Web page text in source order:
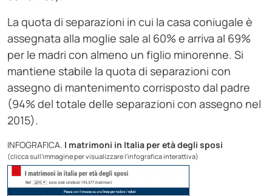
La quota di separazioni in cui la casa coniugale è
assegnata alla moglie sale al 60% e arriva al 69%
per le madri con almeno un figlio minorenne. Si
mantiene stabile la quota di separazioni con
assegno di mantenimento corrisposto dal padre
(94% del totale delle separazioni con assegno nel
2015).
INFOGRAFICA. I matrimoni in Italia per età degli sposi
(clicca sull’immagine per visualizzare l’infografica interattiva)